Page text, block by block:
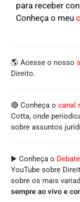
para receber
Conheça o meu
🌎 Acesse o nosso
Direito.
🔴 Conheça ocanal
Cotta, onde
sobre assuntos
▶️ Conheça o
YouTube sobre
sobre os mais
sempre ao vivo e